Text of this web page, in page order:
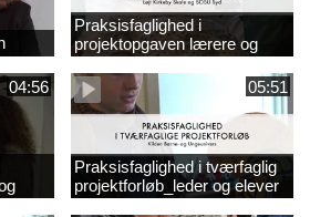
Praksisfaglighed i
projektopgaven lærere og
elever
04:56
05:51
Praksisfaglighed i tværfaglig
projektforløb_leder og elever